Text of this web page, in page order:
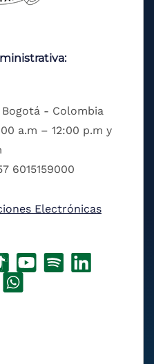
Bogotá - Colombia
a.m – 12:00 p.m y
6015159000
Electrónicas